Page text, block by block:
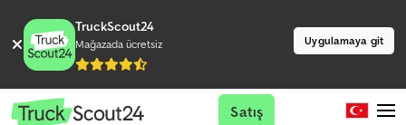
TruckScout24
Mağazada ücretsiz Uygulamaya git
Satış